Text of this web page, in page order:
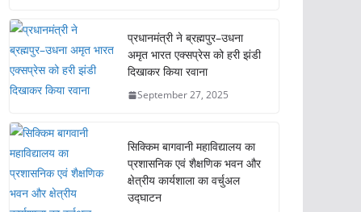
प्रधानमंत्री ने ब्रह्मपुर–उधना
अमृत भारत एक्सप्रेस को हरी झंडी
दिखाकर किया रवाना
September 27, 2025
सिक्किम बागवानी महाविद्यालय का
प्रशासनिक एवं शैक्षणिक भवन और
क्षेत्रीय कार्यशाला का वर्चुअल
उद्घाटन